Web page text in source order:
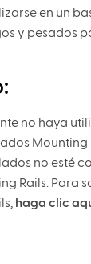
en un
y pesados
no haya
Mounting
lados no esté
Rails. Para
haga clic